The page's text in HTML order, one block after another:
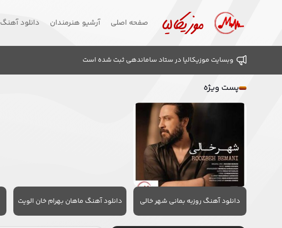
صفحه اصلی آرشیو هنرمندان دانلود آهنگ
وبسایت موزیکالیا در ستاد ساماندهی ثبت شده است
پست ویژه
دانلود آهنگ روزبه بمانی شهر خالی دانلود آهنگ ماهان بهرام خان الویت